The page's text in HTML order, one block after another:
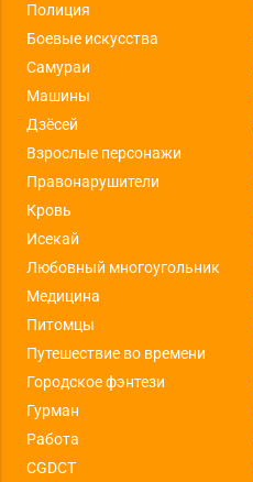
Полиция
Боевые искусства
Самураи
Машины
Дзёсей
Взрослые персонажи
Правонарушители
Кровь
Исекай
Любовный многоугольник
Медицина
Питомцы
Путешествие во времени
Городское фэнтези
Гурман
Работа
CGDCT